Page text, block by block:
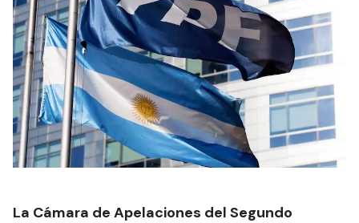
La Cámara de Apelaciones del Segundo